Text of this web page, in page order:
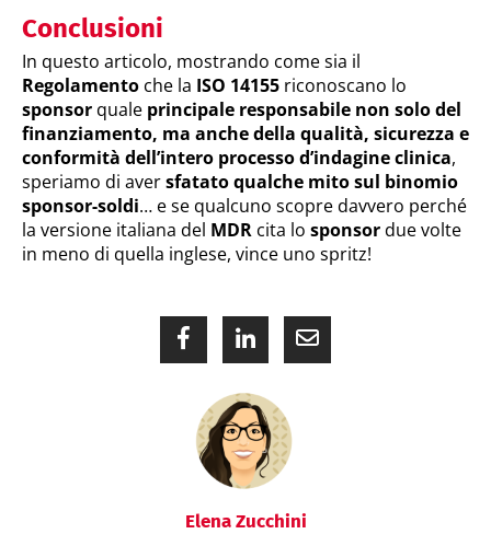
Conclusioni
In questo articolo, mostrando come sia il
Regolamento che la ISO 14155 riconoscano lo
sponsor quale principale responsabile non solo del
finanziamento, ma anche della qualità, sicurezza e
conformità dell’intero processo d’indagine clinica,
speriamo di aversfatato qualche mito sul binomio
sponsor-soldi… e se qualcuno scopre davvero perché
la versione italiana del MDR cita lo sponsordue volte
in meno di quella inglese, vince uno spritz!
Elena Zucchini